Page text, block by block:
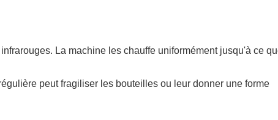
La machine les chauffe uniformément jusqu'à ce
peut fragiliser les bouteilles ou leur donner une forme